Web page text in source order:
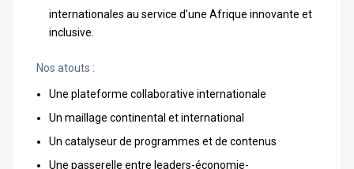
internationales au service d’une Afrique innovante et
inclusive.
Nos atouts :
Une plateforme collaborative internationale
Un maillage continental et international
Un catalyseur de programmes et de contenus
Une passerelle entre leaders-économie-